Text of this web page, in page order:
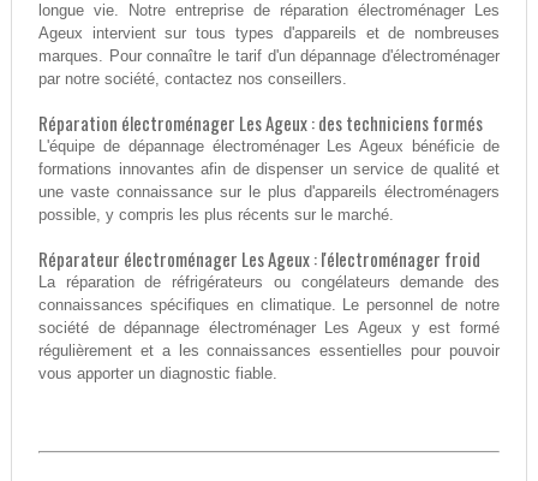
longue vie. Notre entreprise de réparation électroménager Les
Ageux intervient sur tous types d'appareils et de nombreuses
marques. Pour connaître le tarif d'un dépannage d'électroménager
par notre société, contactez nos conseillers.
Réparation électroménager Les Ageux : des techniciens formés
L'équipe de dépannage électroménager Les Ageux bénéficie de
formations innovantes afin de dispenser un service de qualité et
une vaste connaissance sur le plus d'appareils électroménagers
possible, y compris les plus récents sur le marché.
Réparateur électroménager Les Ageux : l'électroménager froid
La réparation de réfrigérateurs ou congélateurs demande des
connaissances spécifiques en climatique. Le personnel de notre
société de dépannage électroménager Les Ageux y est formé
régulièrement et a les connaissances essentielles pour pouvoir
vous apporter un diagnostic fiable.